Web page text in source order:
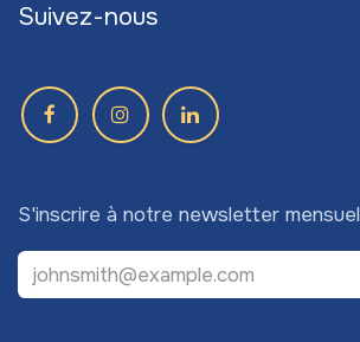
Suivez-nous
S'inscrire à notre newsletter